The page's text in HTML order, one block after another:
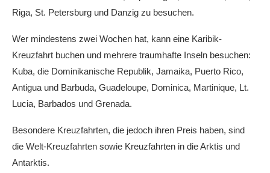
Riga, St. Petersburg und Danzig zu besuchen.
Wer mindestens zwei Wochen hat, kann eine Karibik-
Kreuzfahrt buchen und mehrere traumhafte Inseln besuchen:
Kuba, die Dominikanische Republik, Jamaika, Puerto Rico,
Antigua und Barbuda, Guadeloupe, Dominica, Martinique, Lt.
Lucia, Barbados und Grenada.
Besondere Kreuzfahrten, die jedoch ihren Preis haben, sind
die Welt-Kreuzfahrten sowie Kreuzfahrten in die Arktis und
Antarktis.